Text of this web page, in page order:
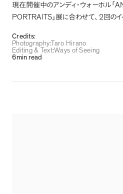
現在開催中のアンディ・ウォーホル｢
PORTRAITS ｣展に合わせて、 2 回の
Credits:
Photography: Taro Hirano
Editing & Text:Ways of Seeing
6min read